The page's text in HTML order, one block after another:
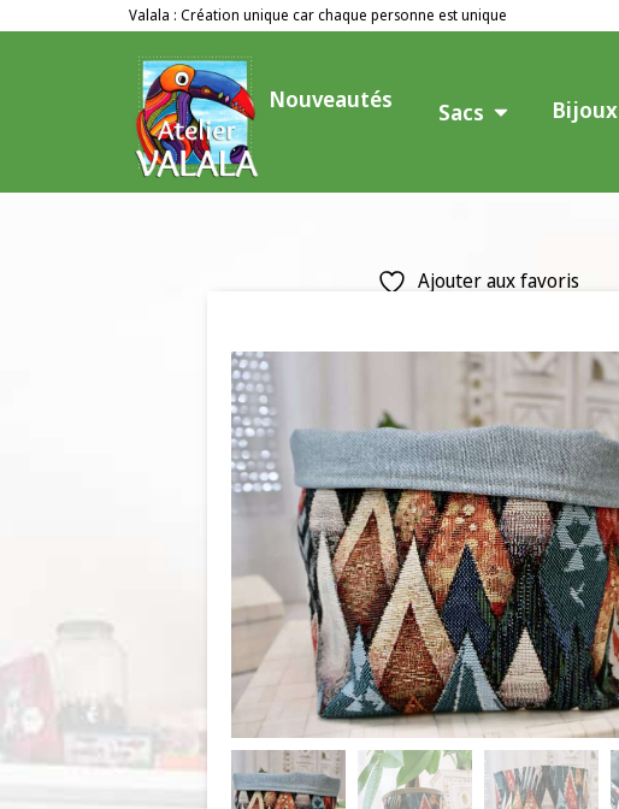
Valala : Création unique car chaque personne est unique
Nouveautés Sacs Bijoux
Ajouter aux favoris